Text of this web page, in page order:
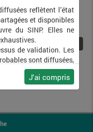
reflètent l’état
et disponibles
du SINP. Elles ne
de validation. Les
sont diffusées,
méthode n'est pas
J'ai compris